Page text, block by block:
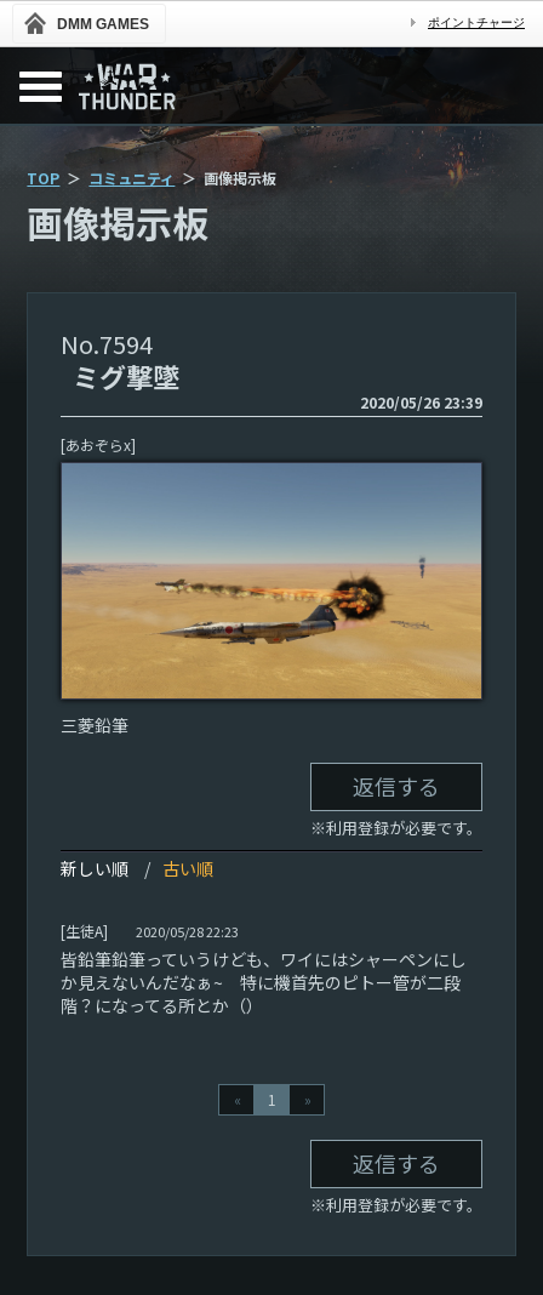
DMM GAMES ポイントチャージ
TOP コミュニティ 画像掲示板
画像掲示板
7594
ミグ撃墜
2020/05/26 23:39
[あおぞらx]
三菱鉛筆
返信する
※利用登録が必要です。
新しい順 古い順
[生徒A] 2020/05/28 22:23
皆鉛筆鉛筆っていうけども、ワイにはシャーペンにし
か見えないんだなぁ~ 特に機首先のピトー管が二段
階？になってる所とか（）
« 1 »
返信する
※利用登録が必要です。